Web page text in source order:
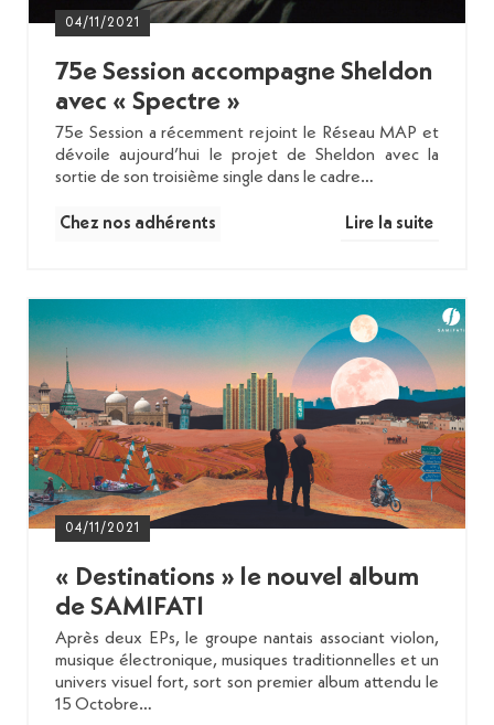
04/11/2021
75e Session accompagne Sheldon
avec « Spectre »
75e Session a récemment rejoint le Réseau MAP et
dévoile aujourd’hui le projet de Sheldon avec la
sortie de son troisième single dans le cadre…
Chez nos adhérents Lire la suite
04/11/2021
« Destinations » le nouvel album
de SAMIFATI
Après deux EPs, le groupe nantais associant violon,
musique électronique, musiques traditionnelles et un
univers visuel fort, sort son premier album attendu le
15 Octobre…